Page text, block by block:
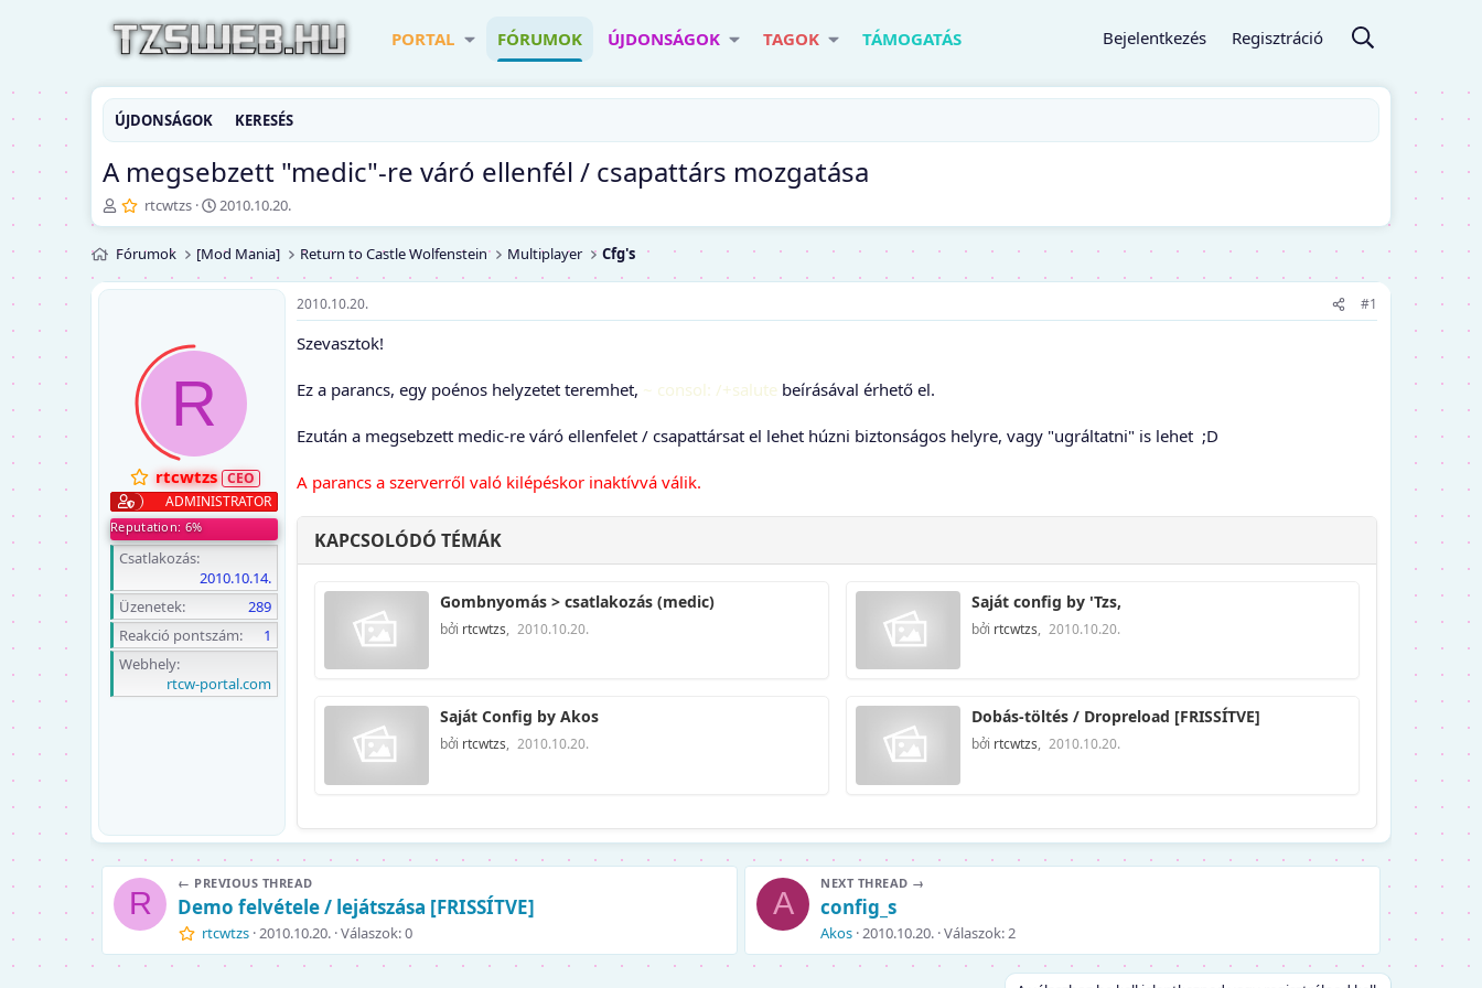
PORTAL FÓRUMOK ÚJDONSÁGOK TAGOK TÁMOGATÁS Bejelentkezés Regisztráció
ÚJDONSÁGOK KERESÉS
A megsebzett "medic"-re váró ellenfél / csapattárs mozgatása
T
é
m
a
i
rtcwtzs
K
e
d
ő
u
2010.10.20.
Fórumok [Mod Mania] Return to Castle Wolfenstein Multiplayer Cfg's
R
rtcwtzs
ADMINISTRATOR
Reputation: 6%
Csatlakozás
2010.10.14.
Üzenetek
289
Reakció pontszám
1
Webhely
rtcw-portal.com
2010.10.20. #1
Szevasztok!
Ez a parancs, egy poénos helyzetet teremhet, ~ consol: /+salute beírásával érhető el.
Ezután a megsebzett medic-re váró ellenfelet / csapattársat el lehet húzni biztonságos helyre, vagy "ugráltatni" is lehet ;D
A parancs a szerverről való kilépéskor inaktívvá válik.
KAPCSOLÓDÓ TÉMÁK
Gombnyomás > csatlakozás (medic)
bởi rtcwtzs, 2010.10.20.
Saját config by 'Tzs,
bởi rtcwtzs, 2010.10.20.
Saját Config by Akos
bởi rtcwtzs, 2010.10.20.
Dobás-töltés / Dropreload [FRISSÍTVE]
bởi rtcwtzs, 2010.10.20.
R
← PREVIOUS THREAD
Demo felvétele / lejátszása [FRISSÍTVE]
rtcwtzs 2010.10.20. Válaszok: 0
A
NEXT THREAD →
config_s
Akos 2010.10.20. Válaszok: 2